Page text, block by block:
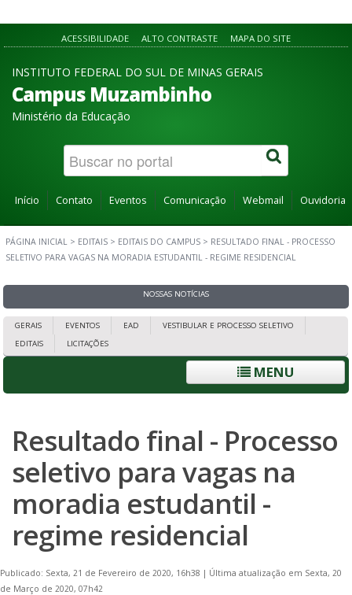
ACESSIBILIDADE ALTO CONTRASTE MAPA DO SITE
INSTITUTO FEDERAL DO SUL DE MINAS GERAIS
Campus Muzambinho
Ministério da Educação
Início Contato Eventos Comunicação Webmail Ouvidoria
PÁGINA INICIAL > EDITAIS > EDITAIS DO CAMPUS > RESULTADO FINAL - PROCESSO
SELETIVO PARA VAGAS NA MORADIA ESTUDANTIL - REGIME RESIDENCIAL
NOSSAS NOTÍCIAS
GERAIS EVENTOS EAD
VESTIBULAR E PROCESSO SELETIVO
EDITAIS
LICITAÇÕES
MENU
Resultado final - Processo
seletivo para vagas na
moradia estudantil -
regime residencial
Publicado: Sexta, 21 de Fevereiro de 2020, 16h38 | Última atualização em Sexta, 20
de Março de 2020, 07h42